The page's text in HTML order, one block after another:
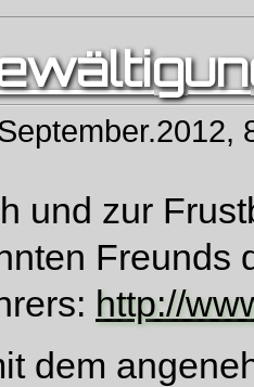
und zur
Freunds
http://
dem